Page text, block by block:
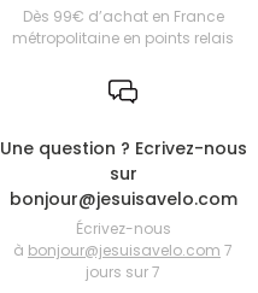
Dès 99€ d’achat en France
métropolitaine en points relais
Une question ? Ecrivez-nous
sur
bonjour@jesuisavelo.com
Écrivez-nous
à bonjour@jesuisavelo.com 7
jours sur 7